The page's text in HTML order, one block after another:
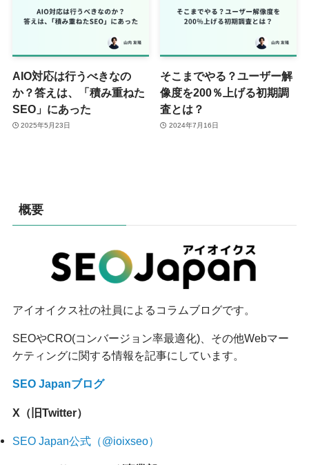
AIO対応は行うべきなの
か？答えは、「積み重ねた
SEO」にあった
2025年5月23日
そこまでやる？ユーザー解
像度を200％上げる初期調
査とは？
2024年7月16日
概要
アイオイクス社の社員によるコラムブログです。
SEOやCRO(コンバージョン率最適化)、その他Webマー
ケティングに関する情報を記事にしています。
SEO Japanブログ
X（旧Twitter）
SEO Japan公式（@ioixseo）